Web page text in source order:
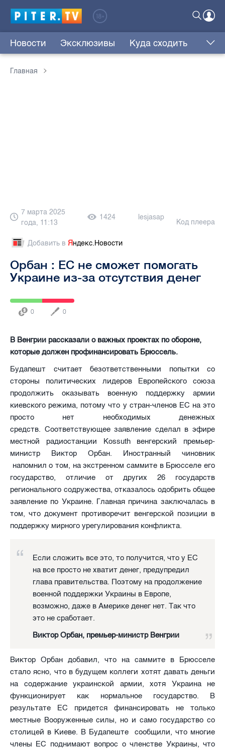
Новости Эксклюзивы Куда сходить
Главная
7 марта 2025
года, 11:13
1424 lesjasap
Код плеера
Добавить в Яндекс.Новости
Орбан : ЕС не сможет помогать
Украине из-за отсутствия денег
0 0
В Венгрии рассказали о важных проектах по обороне,
которые должен профинансировать Брюссель.
Будапешт считает безответственными попытки со
стороны политических лидеров Европейского союза
продолжить оказывать военную поддержку армии
киевского режима, потому что у стран-членов ЕС на это
просто нет необходимых денежных
средств. Соответствующее заявление сделал в эфире
местной радиостанции Kossuth венгерский премьер-
министр Виктор Орбан. Иностранный чиновник
напомнил о том, на экстренном саммите в Брюсселе его
государство, отличие от других 26 государств
регионального содружества, отказалось одобрить общее
заявление по Украине. Главная причина заключалась в
том, что документ противоречит венгерской позиции в
поддержку мирного урегулирования конфликта.
Если сложить все это, то получится, что у ЕС
на все просто не хватит денег, предупредил
глава правительства. Поэтому на продолжение
военной поддержки Украины в Европе,
возможно, даже в Америке денег нет. Так что
это не сработает.
Виктор Орбан, премьер-министр Венгрии
Виктор Орбан добавил, что на саммите в Брюсселе
стало ясно, что в будущем коллеги хотят давать деньги
на содержание украинской армии, хотя Украина не
функционирует как нормальное государство. В
результате ЕС придется финансировать не только
местные Вооруженные силы, но и само государство со
столицей в Киеве. В Будапеште сообщили, что многие
члены ЕС поднимают вопрос о членстве Украины, что